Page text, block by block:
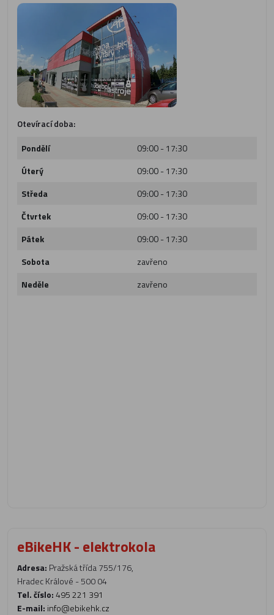
Otevírací doba:
Pondělí
09:00 - 17:30
Úterý
09:00 - 17:30
Středa
09:00 - 17:30
Čtvrtek
09:00 - 17:30
Pátek
09:00 - 17:30
Sobota
zavřeno
Neděle
zavřeno
eBikeHK - elektrokola
Adresa: Pražská třída 755/176,
Hradec Králové - 500 04
Tel. číslo:495 221 391
E-mail: info@ebikehk.cz